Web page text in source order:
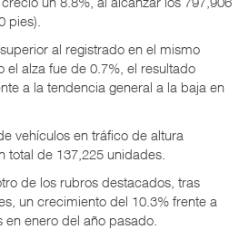
pies).
al registrado en el mismo
el alza fue de 0.7%, el resultado
a la tendencia general a la baja en
vehículos en tráfico de altura
total de 137,225 unidades.
de los rubros destacados, tras
un crecimiento del 10.3% frente a
en enero del año pasado.